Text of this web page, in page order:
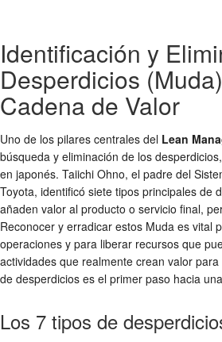
Identificación y
Desperdicios
Cadena de Valor
Uno de los pilares centrales del Lean
búsqueda y eliminación de los
en japonés. Taiichi Ohno, el padre del
Toyota, identificó siete tipos principales de
añaden valor al producto o servicio final,
Reconocer y erradicar estos Muda es vital
operaciones y para liberar recursos que
actividades que realmente crean valor
de desperdicios es el primer paso hacia
Los 7 tipos de